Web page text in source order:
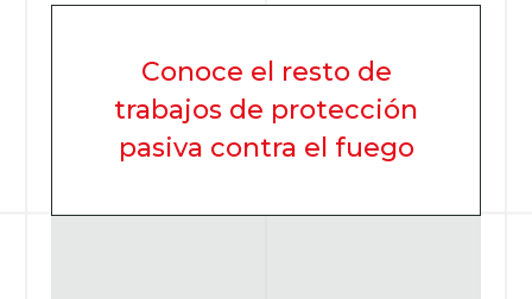
Conoce el resto de
trabajos de protección
pasiva contra el fuego